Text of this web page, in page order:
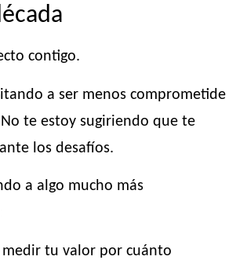
contigo.
a ser menos comprometide
te estoy sugiriendo que te
los desafíos.
a algo mucho más
medir tu valor por cuánto